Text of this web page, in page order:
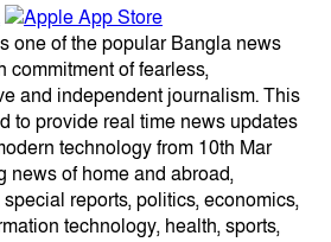
one of the popular Bangla news
commitment of fearless,
and independent journalism. This
to provide real time news updates
technology from 10th Mar
news of home and abroad,
reports, politics, economics,
technology, health, sports,